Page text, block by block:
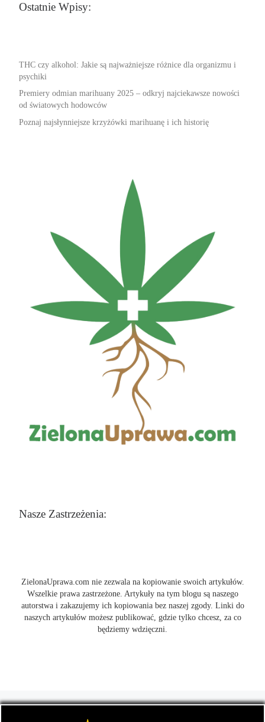
Ostatnie Wpisy:
THC czy alkohol: Jakie są najważniejsze różnice dla organizmu i
psychiki
Premiery odmian marihuany 2025 – odkryj najciekawsze nowości
od światowych hodowców
Poznaj najsłynniejsze krzyżówki marihuanę i ich historię
Nasze Zastrzeżenia:
ZielonaUprawa.com nie zezwala na kopiowanie swoich artykułów.
Wszelkie prawa zastrzeżone. Artykuły na tym blogu są naszego
autorstwa i zakazujemy ich kopiowania bez naszej zgody. Linki do
naszych artykułów możesz publikować, gdzie tylko chcesz, za co
będziemy wdzięczni.